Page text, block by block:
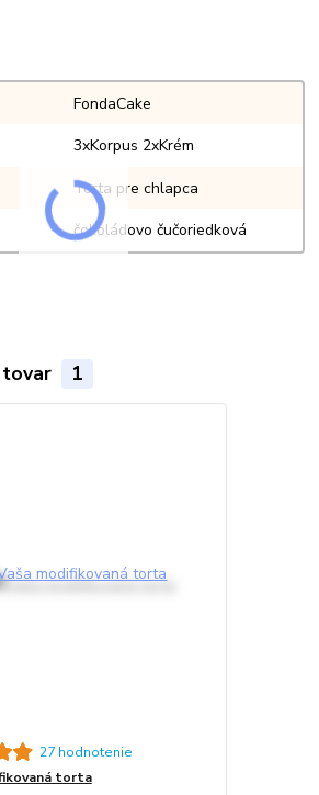
FondaCake
3xKorpus 2xKrém
Torta pre chlapca
čokoládovo čučoriedková
tovar 1
27 hodnotenie
torta